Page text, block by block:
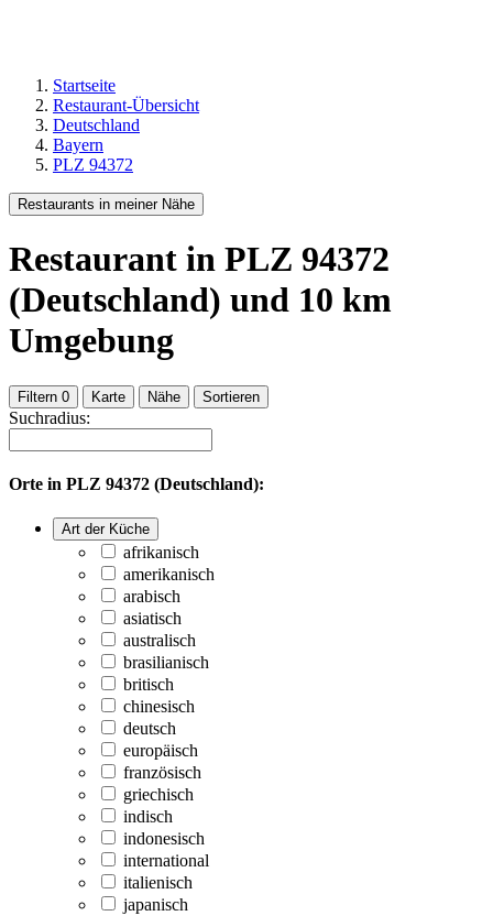
Startseite
Restaurant-Übersicht
Deutschland
Bayern
PLZ 94372
Restaurants in meiner Nähe
Restaurant in PLZ 94372
(Deutschland) und 10 km
Umgebung
Filtern 0 Karte Nähe Sortieren
Suchradius:
Orte in PLZ 94372 (Deutschland):
Art der Küche
afrikanisch
amerikanisch
arabisch
asiatisch
australisch
brasilianisch
britisch
chinesisch
deutsch
europäisch
französisch
griechisch
indisch
indonesisch
international
italienisch
japanisch